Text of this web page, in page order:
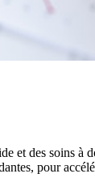
et des soins
pour